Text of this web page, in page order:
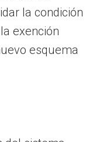
la condición
exención
esquema